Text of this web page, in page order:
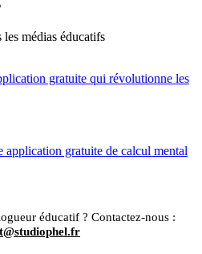
médias éducatifs
gratuite qui révolutionne les
gratuite de calcul mental
éducatif ? Contactez-nous :